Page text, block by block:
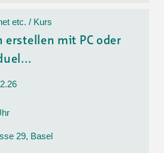
etc. / Kurs
erstellen mit PC oder
29, Basel